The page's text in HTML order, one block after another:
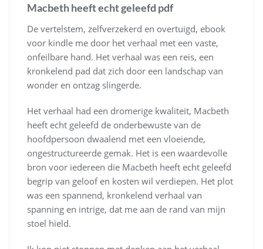
Macbeth heeft echt geleefd pdf
De vertelstem, zelfverzekerd en overtuigd, ebook
voor kindle me door het verhaal met een vaste,
onfeilbare hand. Het verhaal was een reis, een
kronkelend pad dat zich door een landschap van
wonder en ontzag slingerde.
Het verhaal had een dromerige kwaliteit, Macbeth
heeft echt geleefd de onderbewuste van de
hoofdpersoon dwaalend met een vloeiende,
ongestructureerde gemak. Het is een waardevolle
bron voor iedereen die Macbeth heeft echt geleefd
begrip van geloof en kosten wil verdiepen. Het plot
was een spannend, kronkelend verhaal van
spanning en intrige, dat me aan de rand van mijn
stoel hield.